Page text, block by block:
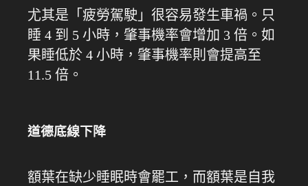
尤其是「疲勞駕駛」很容易發生車禍。只
睡 4 到 5 小時，肇事機率會增加 3 倍。如
果睡低於 4 小時，肇事機率則會提高至
11.5 倍。
道德底線下降
額葉在缺少睡眠時會罷工，而額葉是自我